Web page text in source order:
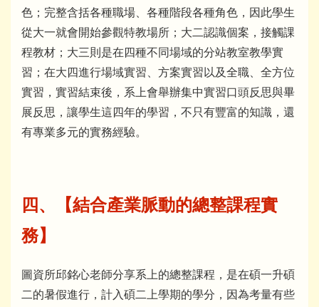
色；完整含括各種職場、各種階段各種角色，因此學生
從大一就會開始參觀特教場所；大二認識個案，接觸課
程教材；大三則是在四種不同場域的分站教室教學實
習；在大四進行場域實習、方案實習以及全職、全方位
實習，實習結束後，系上會舉辦集中實習口頭反思與畢
展反思，讓學生這四年的學習，不只有豐富的知識，還
有專業多元的實務經驗。
四、
【結合產業脈動的總整課程實
務】
圖資所邱銘心老師分享系上的總整課程，是在碩一升碩
二的暑假進行，計入碩二上學期的學分，因為考量有些